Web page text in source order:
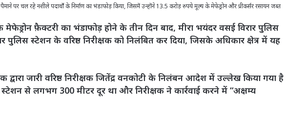
पर चल रहे नशीले पदार्थों के निर्माण का भंडाफोड़ किया, जिसमें उन्होंने 13.5 करोड़ रुपये मूल्य के मेफेड्रोन और प्रीकर्सर रसायन जब्त
मेफेड्रोन फ़ैक्टरी का भंडाफोड़ होने के तीन दिन बाद, मीरा भयंदर वसई विरार पुलिस
स्टेशन के वरिष्ठ निरीक्षक को निलंबित कर दिया, जिसके अधिकार क्षेत्र में यह
जारी वरिष्ठ निरीक्षक जितेंद्र वनकोटी के निलंबन आदेश में उल्लेख किया गया है
से लगभग 300 मीटर दूर था और निरीक्षक ने कार्रवाई करने में “अक्षम्य